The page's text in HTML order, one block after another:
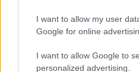
I want to allow my user
Google for online
I want to allow Google to
personalized advertising.